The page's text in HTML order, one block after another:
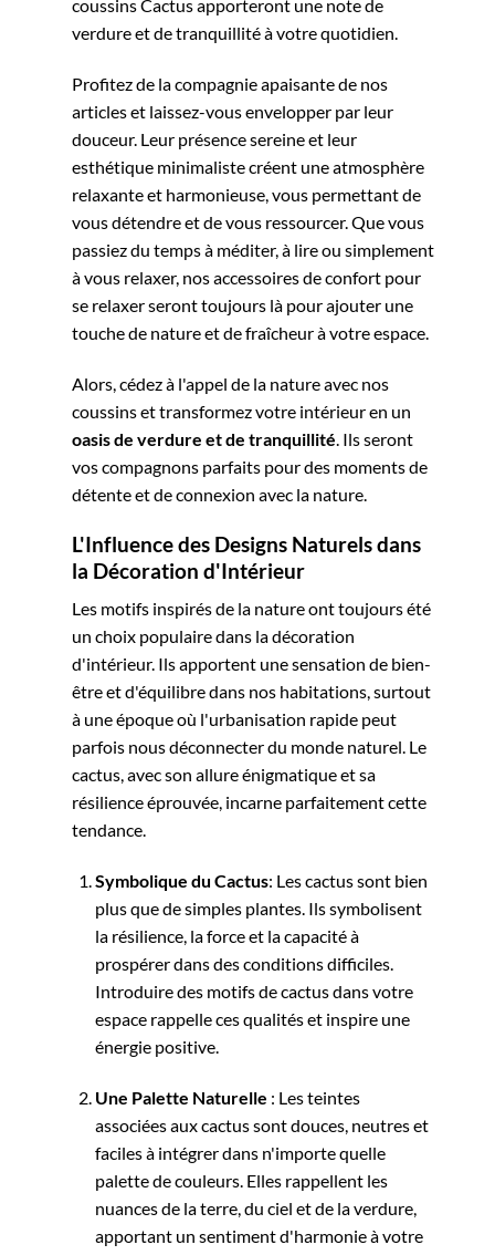
coussins Cactus apporteront une note de
verdure et de tranquillité à votre quotidien.
Profitez de la compagnie apaisante de nos
articles et laissez-vous envelopper par leur
douceur. Leur présence sereine et leur
esthétique minimaliste créent une atmosphère
relaxante et harmonieuse, vous permettant de
vous détendre et de vous ressourcer. Que vous
passiez du temps à méditer, à lire ou simplement
à vous relaxer, nos accessoires de confort pour
se relaxer seront toujours là pour ajouter une
touche de nature et de fraîcheur à votre espace.
Alors, cédez à l'appel de la nature avec nos
coussins et transformez votre intérieur en un
oasis de verdure et de tranquillité. Ils seront
vos compagnons parfaits pour des moments de
détente et de connexion avec la nature.
L'Influence des Designs Naturels dans
la Décoration d'Intérieur
Les motifs inspirés de la nature ont toujours été
un choix populaire dans la décoration
d'intérieur. Ils apportent une sensation de bien-
être et d'équilibre dans nos habitations, surtout
à une époque où l'urbanisation rapide peut
parfois nous déconnecter du monde naturel. Le
cactus, avec son allure énigmatique et sa
résilience éprouvée, incarne parfaitement cette
tendance.
Symbolique du Cactus: Les cactus sont bien
plus que de simples plantes. Ils symbolisent
la résilience, la force et la capacité à
prospérer dans des conditions difficiles.
Introduire des motifs de cactus dans votre
espace rappelle ces qualités et inspire une
énergie positive.
Une Palette Naturelle : Les teintes
associées aux cactus sont douces, neutres et
faciles à intégrer dans n'importe quelle
palette de couleurs. Elles rappellent les
nuances de la terre, du ciel et de la verdure,
apportant un sentiment d'harmonie à votre